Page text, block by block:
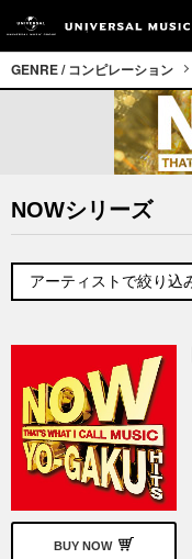
GENRE / コンピレーション
NOWシリーズ
BUY NOW